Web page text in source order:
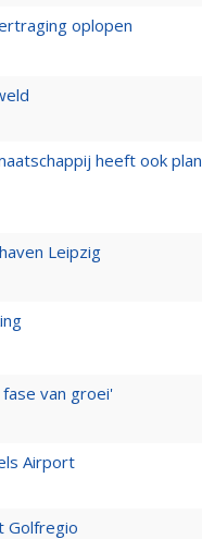
oplopen
heeft ook plan
Leipzig
van groei'
Airport
Golfregio